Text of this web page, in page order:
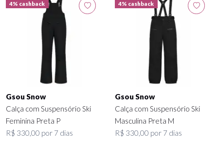
4% cashback
Gsou Snow
Calça com Suspensório Ski
Feminina Preta P
R$ 330,00 por 7 dias
4% cashback
Gsou Snow
Calça com Suspensório Ski
Masculina Preta M
R$ 330,00 por 7 dias